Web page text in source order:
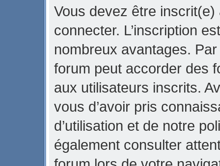
Vous devez être
connecter. L’inscription
nombreux avantages.
forum peut accorder des
aux utilisateurs inscrits.
vous d’avoir pris
d’utilisation et de notre
également consulter